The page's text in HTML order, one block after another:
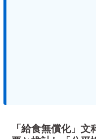
「給食無償化」